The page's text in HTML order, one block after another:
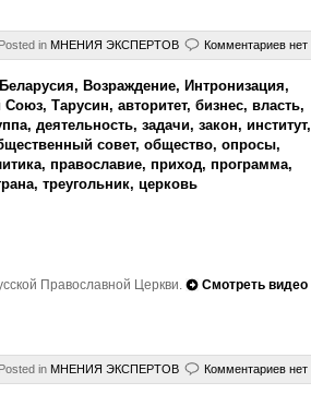
Posted in МНЕНИЯ ЭКСПЕРТОВ Комментариев нет
Беларусия, Возраждение, Интронизация,
Союз, Тарусин, авторитет, бизнес, власть,
, деятельность, задачи, закон, институт,
совет, общество, опросы,
, православие, приход, программа,
, треугольник, церковь
Православной Церкви.
Смотреть видео
Posted in МНЕНИЯ ЭКСПЕРТОВ Комментариев нет